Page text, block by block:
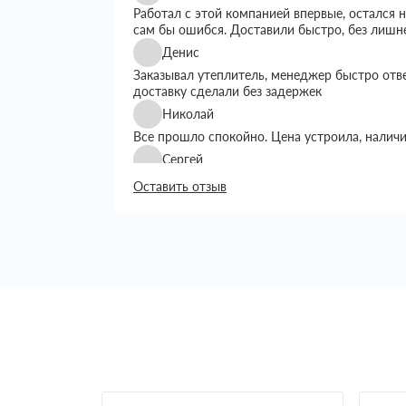
Работал с этой компанией впервые,
сам бы ошибся. Доставили быстро, без
Денис
Заказывал утеплитель, менеджер быстро
доставку сделали без задержек
Николай
Все прошло спокойно. Цена устроила,
Сергей
Искал утеплитель подешевле, тут
выбором. Доставку сделали вовремя, все
возникло, все как обговаривали. В целом
Оставить отзыв